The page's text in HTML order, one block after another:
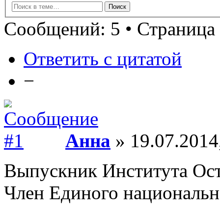
Сообщений: 5 • Страница
Ответить с цитатой
−
Анна »
Выпускник Института
Член Единого